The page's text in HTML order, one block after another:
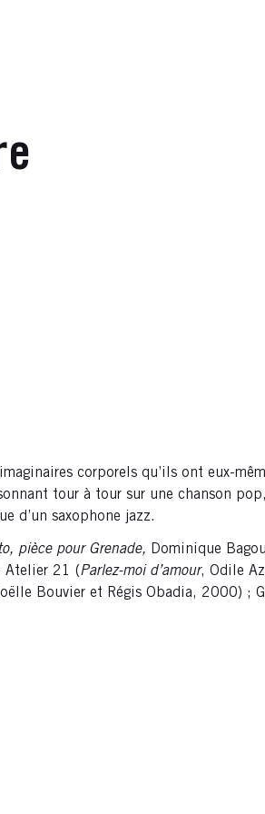
corporels qu’ils ont eux-
tour à tour sur une chanson
d’un saxophone jazz.
pièce pour Grenade, Dominique
Atelier 21 (Parlez-moi d’amour, Odile
Bouvier et Régis Obadia, 2000) ;